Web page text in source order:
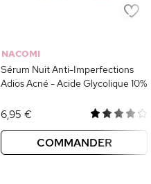
NACOMI
Sérum Nuit Anti-Imperfections
Adios Acné - Acide Glycolique 10%
6,95 €
COMMANDER